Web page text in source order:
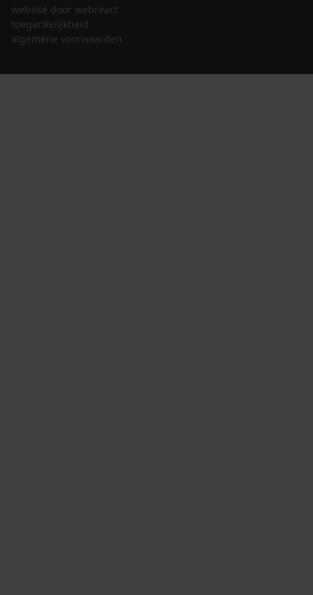
website door webreact
toegankelijkheid
algemene voorwaarden